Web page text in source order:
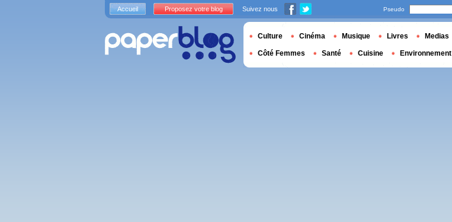
Accueil Proposez votre blog Suivez nous Pseudo
Culture Cinéma Musique Livres Medias
Côté Femmes Santé Cuisine Environnement